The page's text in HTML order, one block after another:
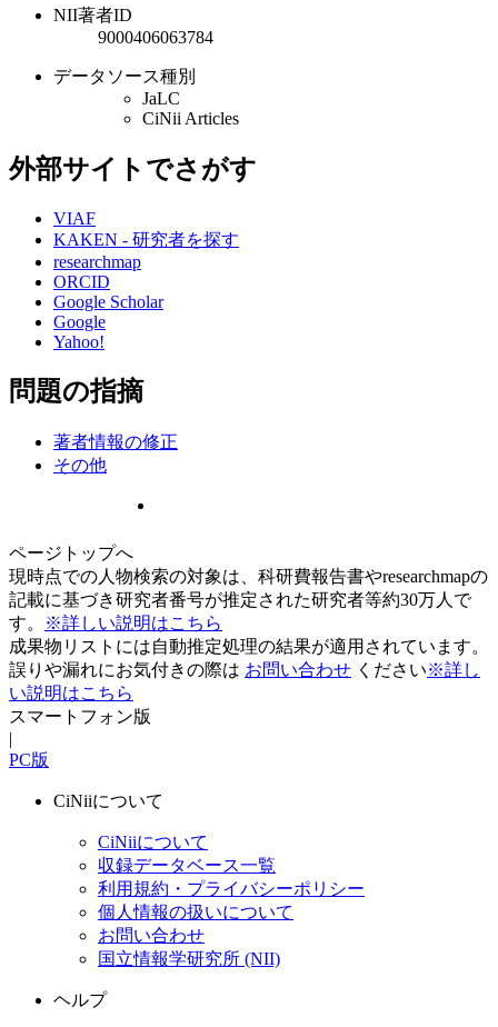
NII著者ID
9000406063784
データソース種別
JaLC
CiNii Articles
外部サイトでさがす
VIAF
KAKEN - 研究者を探す
researchmap
ORCID
Google Scholar
Google
Yahoo!
問題の指摘
著者情報の修正
その他
ページトップへ
現時点での人物検索の対象は、科研費報告書やresearchmapの
記載に基づき研究者番号が推定された研究者等約30万人で
す。
※詳しい説明はこちら
成果物リストには自動推定処理の結果が適用されています。
誤りや漏れにお気付きの際は お問い合わせ ください※詳し
い説明はこちら
スマートフォン版
|
PC版
CiNiiについて
CiNiiについて
収録データベース一覧
利用規約・プライバシーポリシー
個人情報の扱いについて
お問い合わせ
国立情報学研究所 (NII)
ヘルプ